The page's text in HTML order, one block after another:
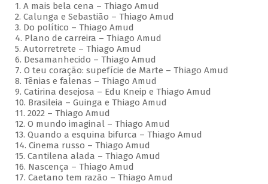
1. A mais bela cena – Thiago Amud
2. Calunga e Sebastião – Thiago Amud
3. Do político – Thiago Amud
4. Plano de carreira – Thiago Amud
5. Autorretrete – Thiago Amud
6. Desamanhecido – Thiago Amud
7. O teu coração: supefície de Marte – Thiago Amud
8. Tênias e falenas – Thiago Amud
9. Catirina desejosa – Edu Kneip e Thiago Amud
10. Brasileia – Guinga e Thiago Amud
11. 2022 – Thiago Amud
12. O mundo imaginal – Thiago Amud
13. Quando a esquina bifurca – Thiago Amud
14. Cinema russo – Thiago Amud
15. Cantilena alada – Thiago Amud
16. Nascença – Thiago Amud
17. Caetano tem razão – Thiago Amud